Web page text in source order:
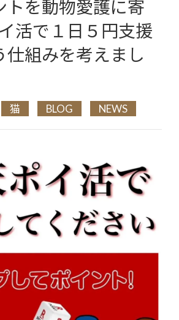
トを動物愛護に寄
活で１日５円支援
仕組みを考えまし
猫 BLOG NEWS